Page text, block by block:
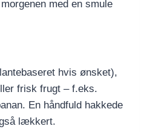
med en smule
hvis ønsket),
frisk frugt – f.eks.
En håndfuld hakkede
lækkert.